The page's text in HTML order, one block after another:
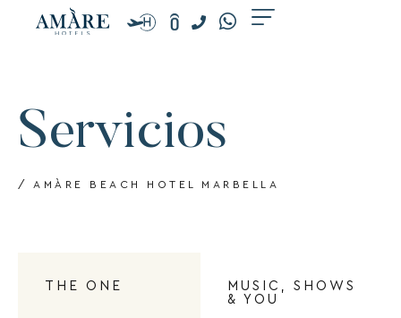
Servicios
/ AMÀRE BEACH HOTEL MARBELLA
THE ONE
MUSIC, SHOWS
& YOU